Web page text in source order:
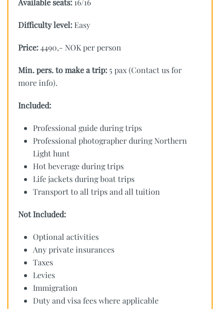
Available seats: 16/16
Difficulty level: Easy
Price:4490,- NOK per person
Min. pers. to make a trip: 5 pax (Contact us for
more info).
Included:
Professional guide during trips
Professional photographer during Northern
Light hunt
Hot beverage during trips
Life jackets during boat trips
Transport to all trips and all tuition
Not Included:
Optional activities
Any private insurances
Taxes
Levies
Immigration
Duty and visa fees where applicable